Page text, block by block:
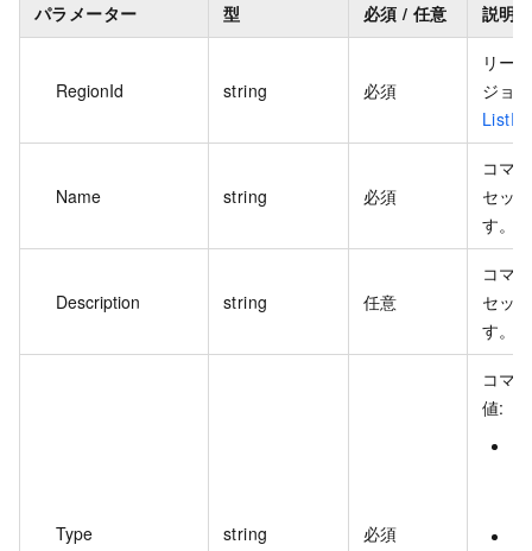
パラメーター 型 必須 / 任意 説明
RegionId string 必須
リー
ジョ
Name string 必須
コマ
セッ
す。
Description string 任意
コマ
セッ
す。
Type string 必須
コマ
値: